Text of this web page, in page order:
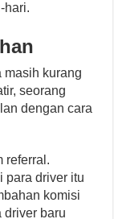
hari.
masih kurang
seorang
dengan cara
referral.
para driver itu
komisi
driver baru